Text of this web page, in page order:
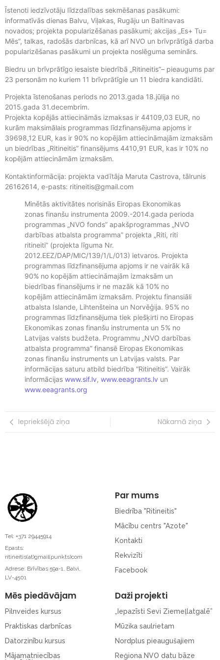
Īstenoti iedzīvotāju līdzdalības sekmēšanas pasākumi:
informatīvās dienas Balvu, Viļakas, Rugāju un Baltinavas
novados; projekta popularizēšanas pasākumi; akcijas „Es+ Tu=
Mēs”, talkas, radošās darbnīcas, kā arī NVO un brīvprātīgā darba
popularizēšanas pasākumi un projekta noslēguma seminārs.
Biedru un brīvprātīgo iesaiste biedrībā „Ritineitis”– pieaugums par
23 personām no kuriem 11 brīvprātīgie un 11 biedra kandidāti.
Projekta īstenošanas periods no 2013.gada 18.jūlija no
2015.gada 31.decembrim.
Projekta kopējās attiecināmās izmaksas ir 44109,03 EUR, no
kurām maksimālais programmas līdzfinansējuma apjoms ir
39698,12 EUR, kas ir 90% no kopējām attiecināmajām izmaksām
un biedrības „Ritineitis” finansējums 4410,91 EUR, kas ir 10% no
kopējām attiecināmām izmaksām.
Kontaktinformācija: projekta vadītāja Maruta Castrova, tālrunis
26162614, e-pasts: ritineitis@gmail.com
Minētās aktivitātes norisinās Eiropas Ekonomikas
zonas finanšu instrumenta 2009.-2014.gada perioda
programmas „NVO fonds” apakšprogrammas „NVO
darbības atbalsta programma” projekta „Riti, riti
ritineiti” (projekta līguma Nr.
2012.EEZ/DAP/MIC/139/1/L/013) ietvaros. Projekta
programmas līdzfinansējuma apjoms ir ne vairāk kā
90% no kopējām attiecināmajām izmaksām un
biedrības finansējums ir ne mazāk kā 10% no
kopējām attiecināmām izmaksām. Projektu finansiāli
atbalsta Islande, Lihtenšteina un Norvēģija. 95% no
programmas līdzfinansējuma tiek piešķirti no Eiropas
Ekonomikas zonas finanšu instrumenta un 5% no
Latvijas valsts budžeta. Programmu „NVO darbības
atbalsta programma” finansē Eiropas Ekonomikas
zonas finanšu instruments un Latvijas valsts. Par
informācijas saturu atbild biedrība “Ritineitis”. Vairāk
informācijas www.sif.lv, www.eeagrants.lv un
www.eeagrants.org
Iepriekšējā ziņa Nākamā ziņa
Tel: +371 29445914
Epasts:
ritineitis(at)gmail(punkts)com
Adrese: Brīvības 59a-1, Balvi,
LV-4501
Par mums
Biedrība "Ritineitis"
Mācību centrs "Azote"
Kontakti
Rekvizīti
Facebook
Mēs piedāvājam
Pilnveides kursus
Praktiskas darbnīcas
Datorzinību kursus
Mājamatniecības
Daži projekti
„Iepazīsti Sevi Ziemeļlatgalē”
Mūzika saulrietam
Nordplus pieaugušajiem
Reģiona NVO datu bāze